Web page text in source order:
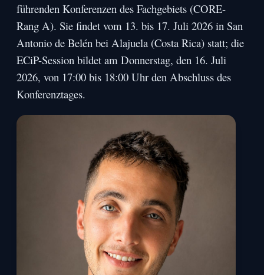
führenden Konferenzen des Fachgebiets (CORE-
Rang A). Sie findet vom 13. bis 17. Juli 2026 in San
Antonio de Belén bei Alajuela (Costa Rica) statt; die
ECiP-Session bildet am Donnerstag, den 16. Juli
2026, von 17:00 bis 18:00 Uhr den Abschluss des
Konferenztages.